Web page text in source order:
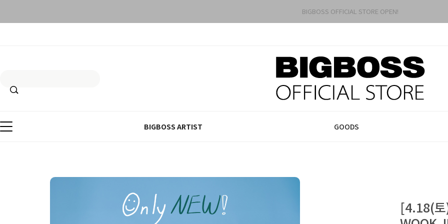
BIGBOSS OFFICIAL STORE OPEN!
BIGBOSS ARTIST GOODS
[4.18(